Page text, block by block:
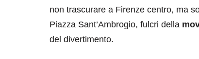
non trascurare a Firenze centro, ma
Piazza Sant’Ambrogio, fulcri della
del divertimento.